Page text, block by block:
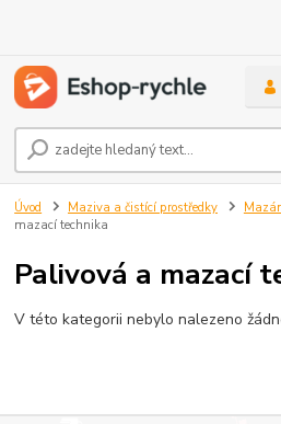
Úvod Maziva a čistící prostředky
mazací technika
Palivová a mazací
V této kategorii nebylo nalezeno